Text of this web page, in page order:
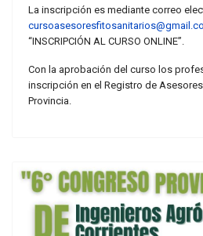
La inscripción es mediante correo
“INSCRIPCIÓN AL CURSO ONLINE”.
Con la aprobación del curso los
inscripción en el Registro de
Provincia.